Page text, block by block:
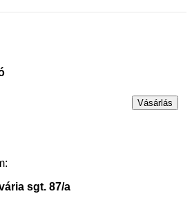
Vásárlás
sgt. 87/a